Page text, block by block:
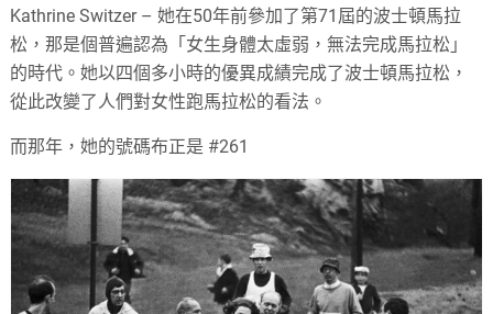
Kathrine Switzer – 她在50年前參加了第71屆的波士頓馬拉
松，那是個普遍認為「女生身體太虛弱，無法完成馬拉松」
的時代。她以四個多小時的優異成績完成了波士頓馬拉松，
從此改變了人們對女性跑馬拉松的看法。
而那年，她的號碼布正是 #261